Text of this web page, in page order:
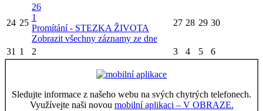
24 25
26
1
Promítání - STEZKA ŽIVOTA
Zobrazit všechny záznamy ze dne
27 28 29 30
31 1 2 3 4 5 6
Sledujte informace z našeho webu na svých chytrých telefonech.
Využívejte naši novou mobilní aplikaci – V OBRAZE.